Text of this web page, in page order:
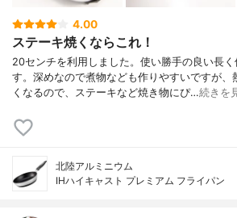
4.00
ステーキ焼くならこれ！
20センチを利用しました。使い勝手の良い長
す。深めなので煮物なども作りやすいですが、
くなるので、ステーキなど焼き物にぴ…続きを
北陸アルミニウム
IHハイキャスト プレミアム フライパン